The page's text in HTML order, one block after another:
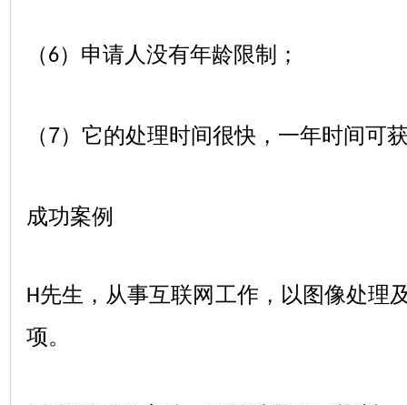
（6）申请人没有年龄限制；
（7） 它的处理时间很快，一年时间可
成功案例
H先生，从事互联网工作，以图像处理
项。